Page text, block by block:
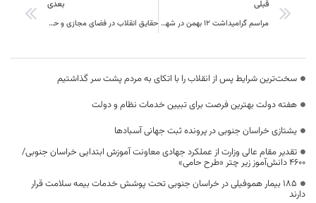
قبلی
مراسم گرامیداشت ۱۲ بهمن در شهر‌های مختلف خراسان جنوبی برگزار شد
بعدی
حقایق انقلاب در فضای مجازی و حقیقی بیان شود
سخت‌ترین شرایط پس از انقلاب را با اتکای به مردم پشت سر گذاشتیم
هفته دولت بهترین فرصت برای تبیین خدمات نظام و دولت
یشتازی خراسان جنوبی در پرونده ثبت جهانی آسبادها
تقدیر مقام عالی وزارت از عملکرد جهادی معاونت آموزش ابتدایی خراسان جنوبی/
۴۶۰۰ دانش‌آموز زیر چتر «طرح حامی»
۱۸۵ بیمار هموفیلی در خراسان جنوبی تحت پوشش خدمات بیمه سلامت قرار
دارند